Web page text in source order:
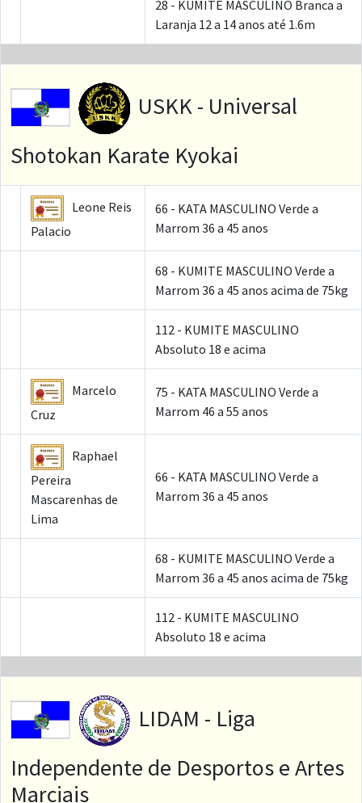
28 - KUMITE MASCULINO Branca a
Laranja 12 a 14 anos até 1.6m
USKK - Universal
Shotokan Karate Kyokai
Leone Reis
Palacio
66 - KATA MASCULINO Verde a
Marrom 36 a 45 anos
68 - KUMITE MASCULINO Verde a
Marrom 36 a 45 anos acima de 75kg
112 - KUMITE MASCULINO
Absoluto 18 e acima
Marcelo
Cruz
75 - KATA MASCULINO Verde a
Marrom 46 a 55 anos
Raphael
Pereira
Mascarenhas de
Lima
66 - KATA MASCULINO Verde a
Marrom 36 a 45 anos
68 - KUMITE MASCULINO Verde a
Marrom 36 a 45 anos acima de 75kg
112 - KUMITE MASCULINO
Absoluto 18 e acima
LIDAM - Liga
Independente de Desportos e Artes
Marciais